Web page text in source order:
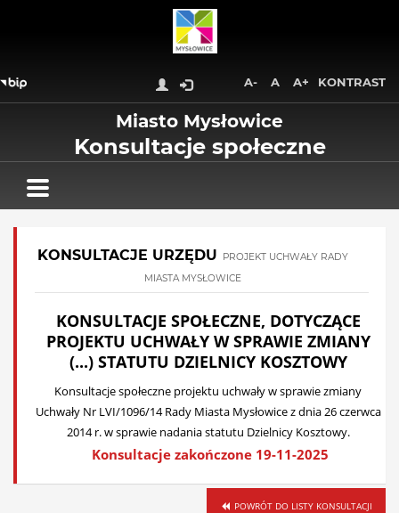
Wróć na początek strony
Przejdź do treści głównej
Przejdź do stopki
Przejdź do mapy serwisu
A- A A+ KONTRAST
Miasto Mysłowice
Konsultacje społeczne
KONSULTACJE URZĘDU PROJEKT UCHWAŁY RADY
MIASTA MYSŁOWICE
KONSULTACJE SPOŁECZNE, DOTYCZĄCE
PROJEKTU UCHWAŁY W SPRAWIE ZMIANY
(...) STATUTU DZIELNICY KOSZTOWY
Konsultacje społeczne projektu uchwały w sprawie zmiany
Uchwały Nr LVI/1096/14 Rady Miasta Mysłowice z dnia 26 czerwca
2014 r. w sprawie nadania statutu Dzielnicy Kosztowy.
Konsultacje zakończone 19-11-2025
POWRÓT DO LISTY KONSULTACJI